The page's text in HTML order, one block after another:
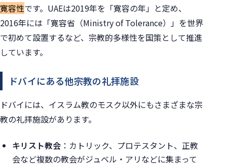
寛容性です。UAEは2019年を「寛容の年」と定め、
2016年には「寛容省（Ministry of Tolerance）」を世界
で初めて設置するなど、宗教的多様性を国策として推進
しています。
ドバイにある他宗教の礼拝施設
ドバイには、イスラム教のモスク以外にもさまざまな宗
教の礼拝施設があります。
キリスト教会 ：カトリック、プロテスタント、正教
会など複数の教会がジュベル・アリなどに集まって